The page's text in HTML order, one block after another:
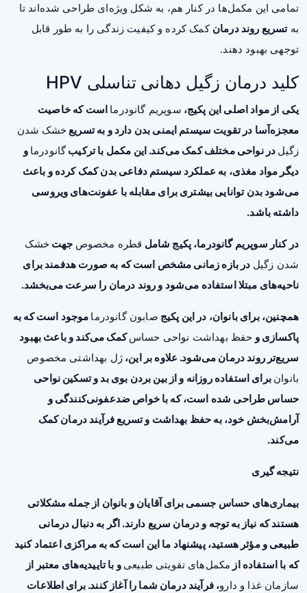
تمامی این مکمل‌ها در کنار هم، به شکل ویژه‌ای طراحی شده‌اند تا
بهتسریع روند درمان کمک کرده و کیفیت زندگی را به طور قابل
توجهی بهبود دهند.
کلید درمان زگیل دهانی تناسلی HPV
یکی از مواد اصلی این پکیج، سوپریم گانودرما است که خاصیت
معجزه‌آسا در تقویت سیستم ایمنی بدن دارد و به تسریعخشک شدن
زگیل در نواحی مختلف کمک می‌کند. این مکمل با ترکیبگانودرما و
دیگر مواد مغذی، به عملکرد سیستم دفاعی بدن کمک کرده و باعث
می‌شود بدن توانایی بیشتری برای مقابله با عفونت‌های ویروسی
داشته باشد.
در کنار سوپریم گانودرما، پکیج شامل قطره مخصوص جهتخشک
شدن زگیل در بازه زمانی مشخص است که به صورت هدفمند برای
ناحیه‌های مبتلا استفاده می‌شود و روند درمان را سرعت می‌بخشد.
همچنین، برای بانوان، در این پکیج صابون گانودرما موجود است که به
پاکسازی و حفظ بهداشت نواحی حساسکمک می‌کند و باعث بهبود
سریع‌تر روند درمان می‌شود. علاوه بر این،ژل بهداشتی مخصوص
بانوان برای استفاده روزانه و از بین بردن بوی بد و تسکین نواحی
حساس طراحی شده است، که با خواص ضدعفونی‌کنندگی و
آرامش‌بخش خود، به حفظ بهداشت و تسریع فرآیند درمان کمک
می‌کند.
نتیجه گیری
بیماری‌های حساس جسمی برای آقایان و بانوان از جمله مشکلاتی
هستند که نیاز به توجه و درمان سریع دارند. اگر به دنبال درمانی
طبیعی و مؤثر هستید، پیشنهاد ما این است که به مراکزی اعتماد کنید
که با استفاده از مکمل‌های تقویتی طبیعی و با تاییدیه‌های معتبر از
سازمان غذا و دارو، فرآیند درمان شما را آغاز کنند. برای اطلاعات